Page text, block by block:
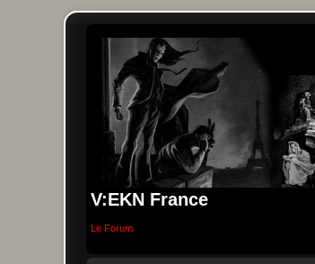
V:EKN France
Le Forum